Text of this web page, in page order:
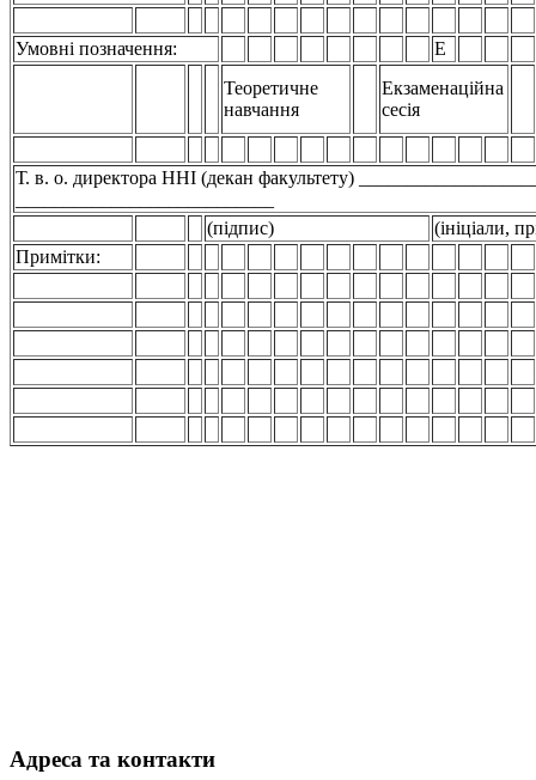
Умовні позначення:
Е
Теоретичне
навчання
Екзаменаційна
сесія
Т. в. о. директора ННІ (декан факультету)
(підпис)
(ініціали,
Примітки:
Адреса та контакти